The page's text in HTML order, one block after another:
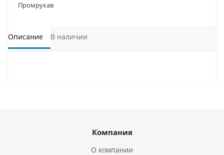
Промрукав
Описание В наличии
Компания
О компании